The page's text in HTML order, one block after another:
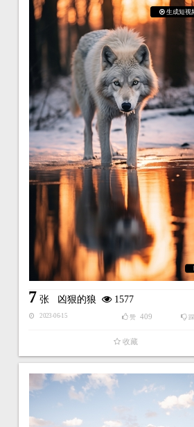
生成短视
7 张 凶狠的狼 1577
2023-06-15 踩
赞 409
收藏